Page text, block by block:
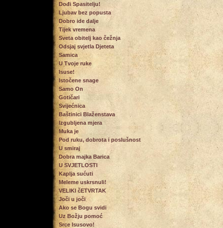
Dođi Spasitelju!
Ljubav bez popusta
Dobro ide dalje
Tijek vremena
Sveta obitelj kao čežnja
Odsjaj svjetla Djeteta
Samica
U Tvoje ruke
Isuse!
Istočene snage
Samo On
Gotičari
Svijećnica
Baštinici Blaženstava
Izgubljena mjera
Muka je
Pod ruku, dobrota i poslušnost
U smiraj
Dobra majka Barica
U SVJETLOSTI
Kaplja sućuti
Meleme uskrsnuli!
VELIKI čETVRTAK
Joči u joči
Ako se Bogu svidi
Uz Božju pomoć
Srce Isusovo!